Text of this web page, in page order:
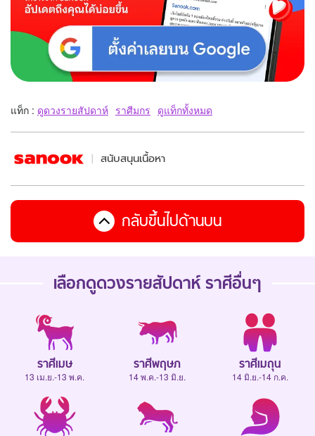
แท็ก : ดูดวงรายสัปดาห์ ราศีมกร ดูแท็กทั้งหมด
สนับสนุนเนื้อหา
กลับขึ้นไปด้านบน
เลือกดูดวงรายสัปดาห์ ราศีอื่นๆ
ราศีเมษ
13 เม.ย.-13 พ.ค.
ราศีพฤษภ
14 พ.ค.-13 มิ.ย.
ราศีเมถุน
14 มิ.ย.-14 ก.ค.